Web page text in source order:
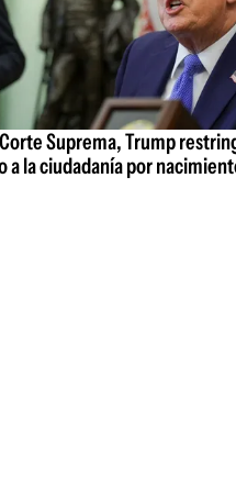
Suprema, Trump
la ciudadanía por